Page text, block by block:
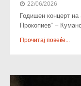
22/06/2026
Годишен концерт на
Прокопиев“ –
Прочитај повеќе...